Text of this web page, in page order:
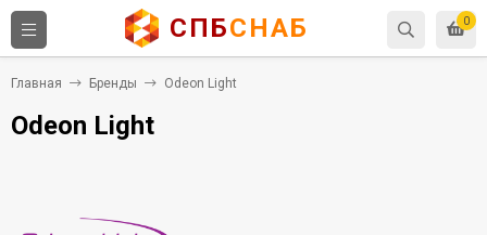
0
СПБСНАБ
Главная Бренды ​Odeon Light
​Odeon Light